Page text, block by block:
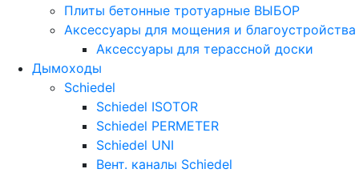
Плиты бетонные тротуарные ВЫБОР
Аксессуары для мощения и благоустройства
Аксессуары для терассной доски
Дымоходы
Schiedel
Schiedel ISOTOR
Schiedel PERMETER
Schiedel UNI
Вент. каналы Schiedel